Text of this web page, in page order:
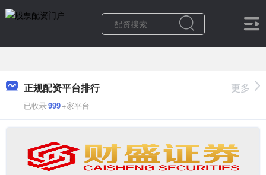
正规配资平台排行
已收录999+家平台
更多